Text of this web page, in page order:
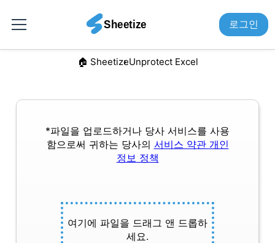
로그인
🏠︎ SheetizeUnprotect Excel
*파일을 업로드하거나 당사 서비스를 사용
함으로써 귀하는 당사의 서비스 약관 개인
정보 정책
여기에 파일을 드래그 앤 드롭하
세요.